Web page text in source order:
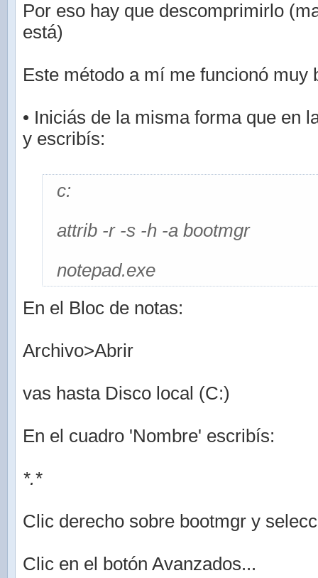
Por eso hay que descomprimirlo
está)
Este método a mí me funcionó muy
• Iniciás de la misma forma que en
y escribís:
c:
attrib -r -s -h -a bootmgr
notepad.exe
En el Bloc de notas:
Archivo>Abrir
vas hasta Disco local (C:)
En el cuadro 'Nombre' escribís:
*.*
Clic derecho sobre bootmgr y
Clic en el botón Avanzados...